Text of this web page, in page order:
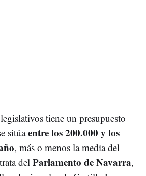
tiene un presupuesto
sitúaentre los 200.000 y los
, más o menos la media del
delParlamento de Navarra,